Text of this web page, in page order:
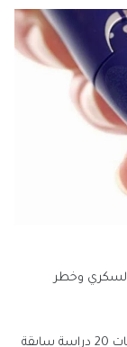
وخطر
وراجع الباحثون في جامعة إيراسموس الأميركية بيانات 20 دراسة سابقة